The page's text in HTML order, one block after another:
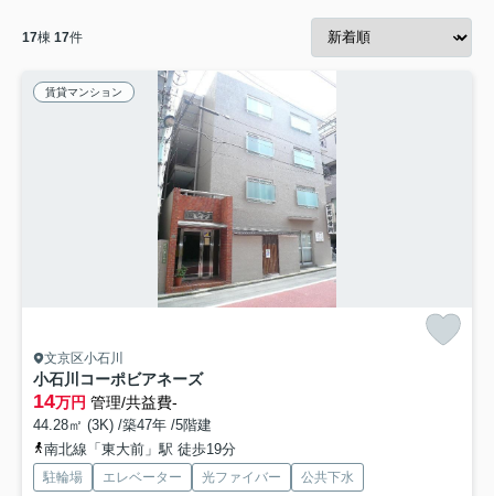
17棟 17件
賃貸マンション
文京区小石川
小石川コーポビアネーズ
14万円 管理/共益費-
44.28㎡ (3K) /築47年 /5階建
南北線「東大前」駅 徒歩19分
駐輪場 エレベーター 光ファイバー 公共下水